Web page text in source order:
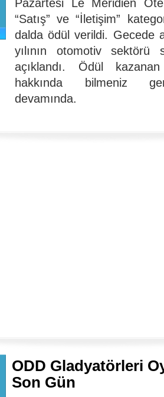
Pazartesi Le Méridien
“Satış” ve “İletişim”
dalda ödül verildi. Gecede
yılının otomotiv sektörü
açıklandı. Ödül
hakkında bilmeniz
devamında.
ODD Gladyatörleri
Son Gün